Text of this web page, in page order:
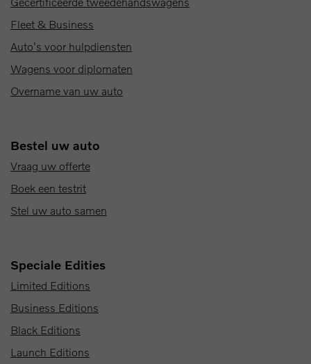
Fleet & Business
Auto's voor hulpdiensten
Wagens voor diplomaten
Overname van uw auto
Bestel uw auto
Vraag uw offerte
Boek een testrit
Stel uw auto samen
Speciale Edities
Limited Editions
Business Editions
Black Editions
Launch Editions